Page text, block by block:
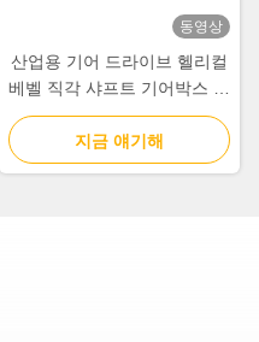
동영상
산업용 기어 드라이브 헬리컬
베벨 직각 샤프트 기어박스 제
공 및 중장비 산업 기계용 기
계적 동력
지금 얘기해